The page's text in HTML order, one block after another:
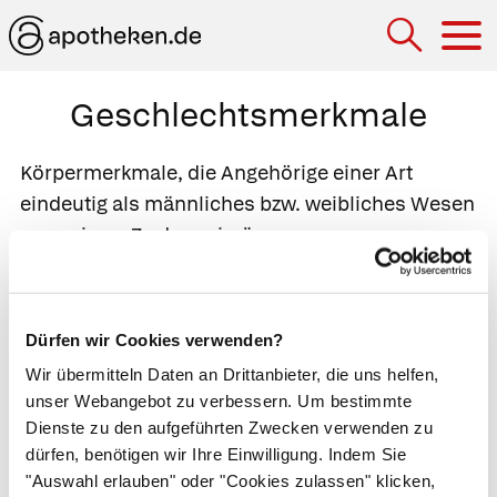
Dürfen wir Cookies verwenden?
Wir übermitteln Daten an Drittanbieter, die uns helfen,
unser Webangebot zu verbessern. Um bestimmte
Dienste zu den aufgeführten Zwecken verwenden zu
dürfen, benötigen wir Ihre Einwilligung. Indem Sie
"Auswahl erlauben" oder "Cookies zulassen" klicken,
Geschlechtsmerkmale
Körpermerkmale, die Angehörige einer Art
eindeutig als männliches bzw. weibliches Wesen
ausweisen. Zu den
primären
Fortpflanzungsorgane. Sie sind schon von
Geburt an vollständig angelegt und reifen im
heran. Bei der Frau gehören
Eierstock
Eileiter
undGebärmutterzu den primären
Geschlechtsmerkmalen. Beim Mann sind es
Penis,HodenundNebenhoden. Wenn der